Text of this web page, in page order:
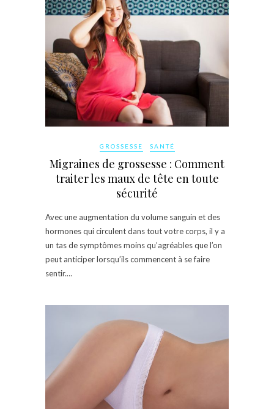
GROSSESSE SANTÉ
Migraines de grossesse : Comment
traiter les maux de tête en toute
sécurité
Avec une augmentation du volume sanguin et des
hormones qui circulent dans tout votre corps, il y a
un tas de symptômes moins qu’agréables que l’on
peut anticiper lorsqu’ils commencent à se faire
sentir.…